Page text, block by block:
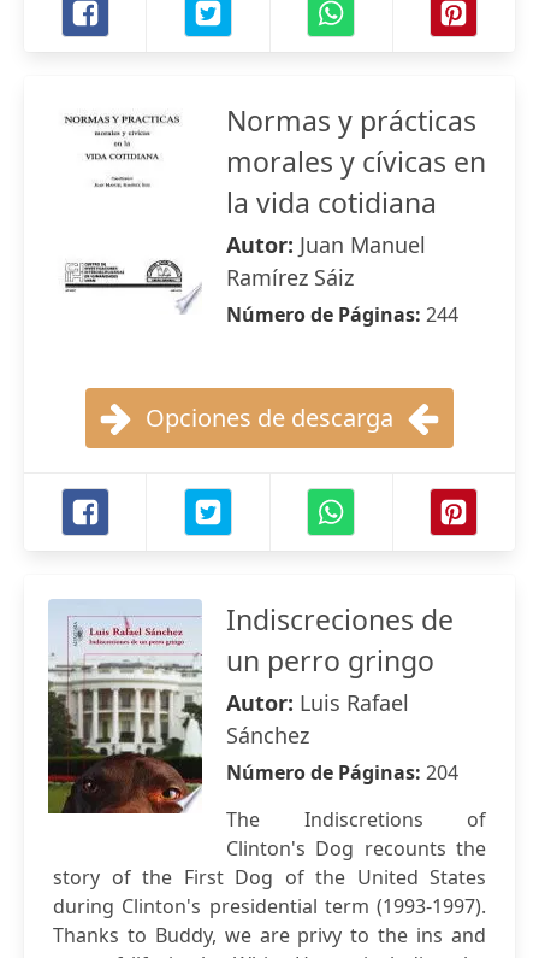
Normas y prácticas
morales y cívicas en
la vida cotidiana
Autor: Juan Manuel
Ramírez Sáiz
Número de Páginas: 244
Opciones de descarga
Indiscreciones de
un perro gringo
Autor: Luis Rafael
Sánchez
Número de Páginas: 204
The Indiscretions of
Clinton's Dog recounts the
story of the First Dog of the United States
during Clinton's presidential term (1993-1997).
Thanks to Buddy, we are privy to the ins and